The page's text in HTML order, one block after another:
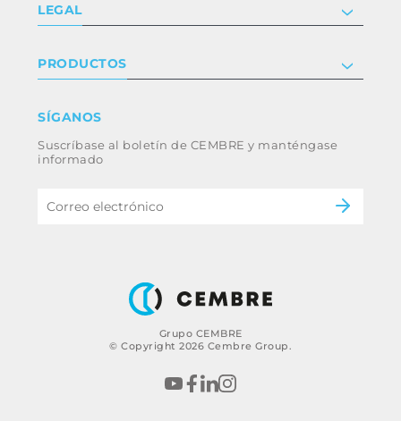
Grupo CEMBRE
© Copyright 2026 Cembre Group.
Certificaciones
Trabaja con nosotros
LEGAL
Términos y condiciones
Whistleblowing
Código ético y política anticorrupción del
grupo
PRODUCTOS
Industria
Energía
B2B Disclaimer
SÍGANOS
Suscríbase al boletín de CEMBRE y manténgase
informado